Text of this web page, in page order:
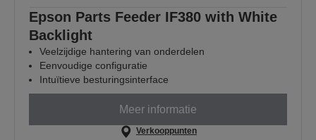
Epson Parts Feeder IF380 with White
Backlight
Veelzijdige hantering van onderdelen
Eenvoudige configuratie
Intuïtieve besturingsinterface
Meer informatie
Verkooppunten